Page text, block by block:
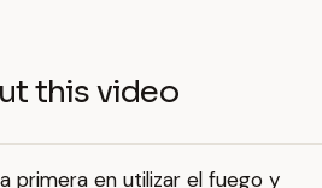
this video
primera en utilizar el fuego y